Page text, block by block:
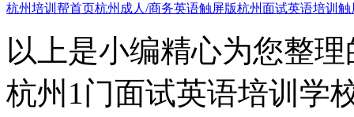
杭州培训帮首页杭州成人/商务英语触屏版杭州面试英语培训触
以上是小编精心为您整
杭州1门面试英语培训学